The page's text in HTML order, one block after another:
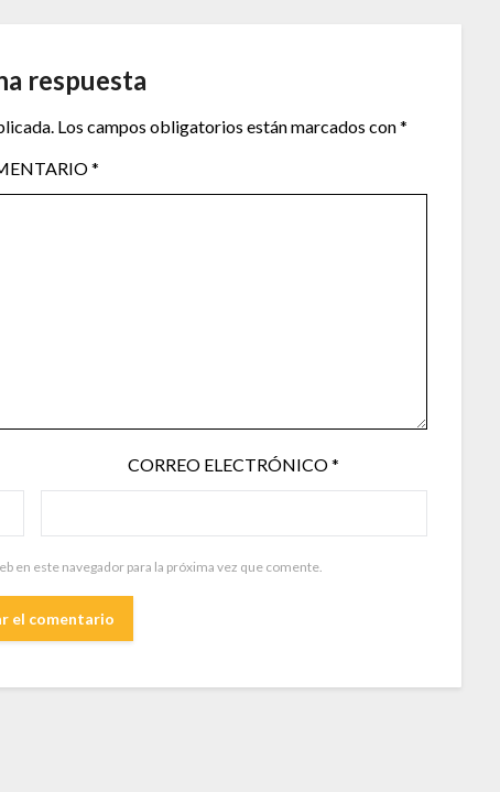
respuesta
Los campos obligatorios están marcados con*
*
CORREO ELECTRÓNICO*
en este navegador para la próxima vez que comente.